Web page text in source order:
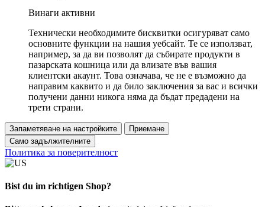
Винаги активни
Технически необходимите бисквитки осигуряват само
основните функции на нашия уебсайт. Те се използват,
например, за да ви позволят да събирате продукти в
пазарската кошница или да влизате във вашия
клиентски акаунт. Това означава, че не е възможно да
направим каквито и да било заключения за вас и всички
получени данни никога няма да бъдат предадени на
трети страни.
Запаметяване на настройките
Приемане
Само задължителните
Политика за поверителност
Bist du im richtigen Shop?